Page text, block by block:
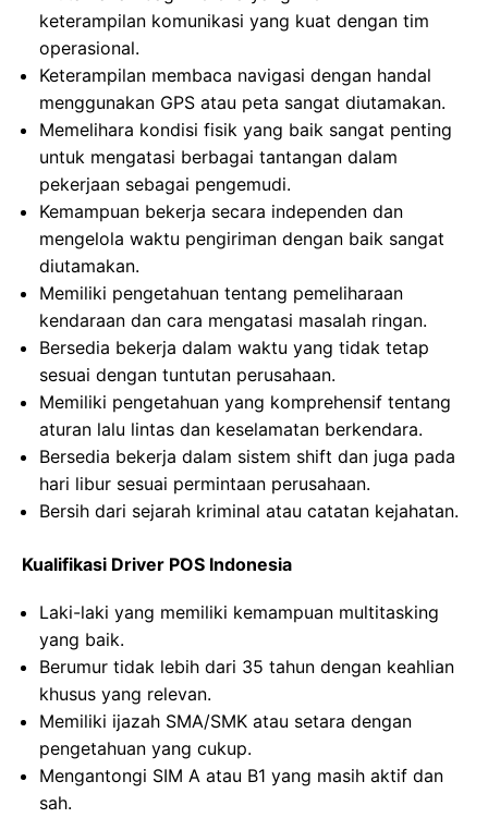
keterampilan komunikasi yang kuat dengan tim
operasional.
Keterampilan membaca navigasi dengan handal
menggunakan GPS atau peta sangat diutamakan.
Memelihara kondisi fisik yang baik sangat penting
untuk mengatasi berbagai tantangan dalam
pekerjaan sebagai pengemudi.
Kemampuan bekerja secara independen dan
mengelola waktu pengiriman dengan baik sangat
diutamakan.
Memiliki pengetahuan tentang pemeliharaan
kendaraan dan cara mengatasi masalah ringan.
Bersedia bekerja dalam waktu yang tidak tetap
sesuai dengan tuntutan perusahaan.
Memiliki pengetahuan yang komprehensif tentang
aturan lalu lintas dan keselamatan berkendara.
Bersedia bekerja dalam sistem shift dan juga pada
hari libur sesuai permintaan perusahaan.
Bersih dari sejarah kriminal atau catatan kejahatan.
Kualifikasi Driver POS Indonesia
Laki-laki yang memiliki kemampuan multitasking
yang baik.
Berumur tidak lebih dari 35 tahun dengan keahlian
khusus yang relevan.
Memiliki ijazah SMA/SMK atau setara dengan
pengetahuan yang cukup.
Mengantongi SIM A atau B1 yang masih aktif dan
sah.